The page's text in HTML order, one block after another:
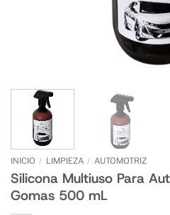
INICIO / LIMPIEZA / AUTOMOTRIZ
Silicona Multiuso Para
Gomas 500 mL